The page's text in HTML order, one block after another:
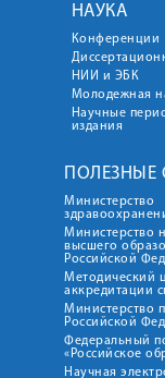
НАУКА
Конференции
НИИ и ЭБК
Молодежная
Научные
издания
ПОЛЕЗНЫЕ
Министерство
Министерство
высшего
Российской
Методический
аккредитации
Министерство
Российской
Федеральный
«Российское
Научная